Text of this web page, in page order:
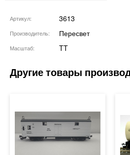
Артикул 3613
Производитель Пересвет
Масштаб TT